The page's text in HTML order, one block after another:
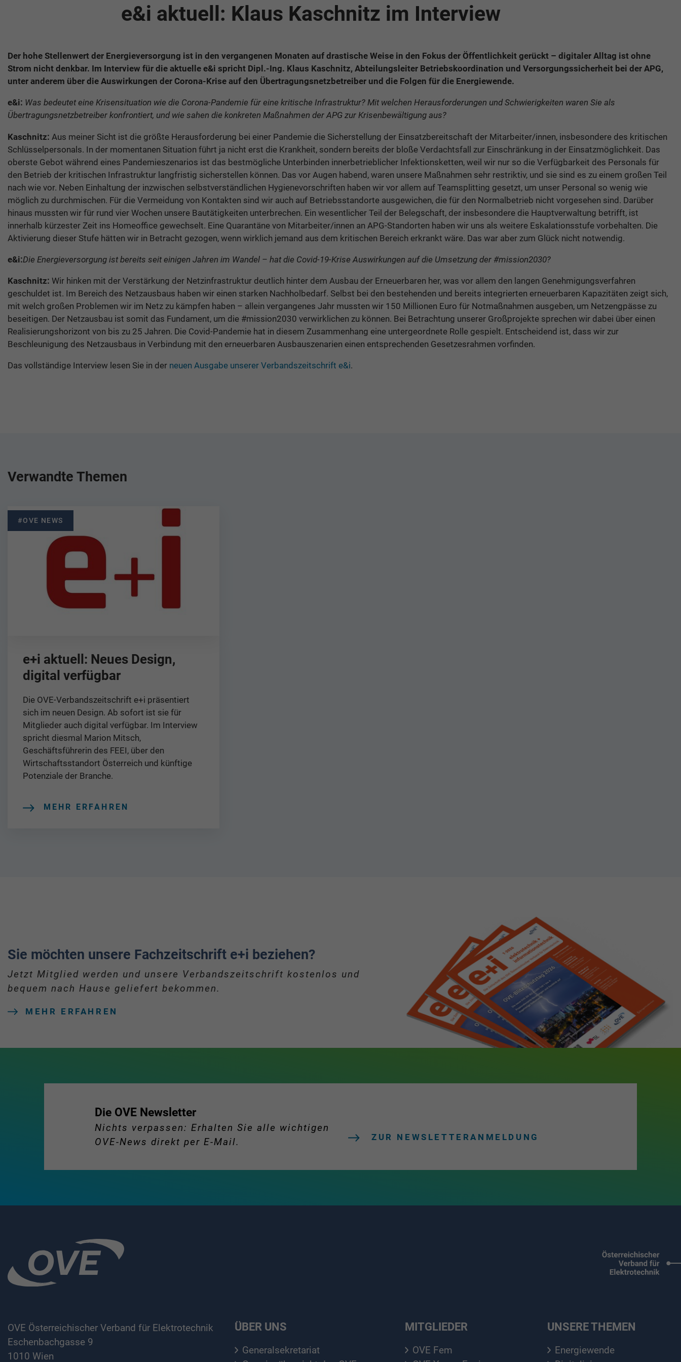
e&i aktuell: Klaus Kaschnitz im Interview
Der hohe Stellenwert der Energieversorgung ist in den vergangenen Monaten auf drastische Weise in den Fokus der Öffentlichkeit gerückt – digitaler Alltag ist ohne
Strom nicht denkbar. Im Interview für die aktuelle e&i spricht Dipl.-Ing. Klaus Kaschnitz, Abteilungsleiter Betriebskoordination und Versorgungssicherheit bei der APG,
unter anderem über die Auswirkungen der Corona-Krise auf den Übertragungsnetzbetreiber und die Folgen für die Energiewende.
e&i: Was bedeutet eine Krisensituation wie die Corona-Pandemie für eine kritische Infrastruktur? Mit welchen Herausforderungen und Schwierigkeiten waren Sie als
Übertragungsnetzbetreiber konfrontiert, und wie sahen die konkreten Maßnahmen der APG zur Krisenbewältigung aus?
Kaschnitz: Aus meiner Sicht ist die größte Herausforderung bei einer Pandemie die Sicherstellung der Einsatzbereitschaft der Mitarbeiter/innen, insbesondere des kritischen
Schlüsselpersonals. In der momentanen Situation führt ja nicht erst die Krankheit, sondern bereits der bloße Verdachtsfall zur Einschränkung in der Einsatzmöglichkeit. Das
oberste Gebot während eines Pandemieszenarios ist das bestmögliche Unterbinden innerbetrieblicher Infektionsketten, weil wir nur so die Verfügbarkeit des Personals für
den Betrieb der kritischen Infrastruktur langfristig sicherstellen können. Das vor Augen habend, waren unsere Maßnahmen sehr restriktiv, und sie sind es zu einem großen Teil
nach wie vor. Neben Einhaltung der inzwischen selbstverständlichen Hygienevorschriften haben wir vor allem auf Teamsplitting gesetzt, um unser Personal so wenig wie
möglich zu durchmischen. Für die Vermeidung von Kontakten sind wir auch auf Betriebsstandorte ausgewichen, die für den Normalbetrieb nicht vorgesehen sind. Darüber
hinaus mussten wir für rund vier Wochen unsere Bautätigkeiten unterbrechen. Ein wesentlicher Teil der Belegschaft, der insbesondere die Hauptverwaltung betrifft, ist
innerhalb kürzester Zeit ins Homeoffice gewechselt. Eine Quarantäne von Mitarbeiter/innen an APG-Standorten haben wir uns als weitere Eskalationsstufe vorbehalten. Die
Aktivierung dieser Stufe hätten wir in Betracht gezogen, wenn wirklich jemand aus dem kritischen Bereich erkrankt wäre. Das war aber zum Glück nicht notwendig.
e&i:Die Energieversorgung ist bereits seit einigen Jahren im Wandel – hat die Covid-19-Krise Auswirkungen auf die Umsetzung der #mission2030?
Kaschnitz: Wir hinken mit der Verstärkung der Netzinfrastruktur deutlich hinter dem Ausbau der Erneuerbaren her, was vor allem den langen Genehmigungsverfahren
geschuldet ist. Im Bereich des Netzausbaus haben wir einen starken Nachholbedarf. Selbst bei den bestehenden und bereits integrierten erneuerbaren Kapazitäten zeigt sich,
mit welch großen Problemen wir im Netz zu kämpfen haben – allein vergangenes Jahr mussten wir 150 Millionen Euro für Notmaßnahmen ausgeben, um Netzengpässe zu
beseitigen. Der Netzausbau ist somit das Fundament, um die #mission2030 verwirklichen zu können. Bei Betrachtung unserer Großprojekte sprechen wir dabei über einen
Realisierungshorizont von bis zu 25 Jahren. Die Covid-Pandemie hat in diesem Zusammenhang eine untergeordnete Rolle gespielt. Entscheidend ist, dass wir zur
Beschleunigung des Netzausbaus in Verbindung mit den erneuerbaren Ausbauszenarien einen entsprechenden Gesetzesrahmen vorfinden.
Das vollständige Interview lesen Sie in der neuen Ausgabe unserer Verbandszeitschrift e&i.
Verwandte Themen
#OVE NEWS
e+i aktuell: Neues Design,
digital verfügbar
Die OVE-Verbandszeitschrift e+i präsentiert
sich im neuen Design. Ab sofort ist sie für
Mitglieder auch digital verfügbar. Im Interview
spricht diesmal Marion Mitsch,
Geschäftsführerin des FEEI, über den
Wirtschaftsstandort Österreich und künftige
Potenziale der Branche.
MEHR ERFAHREN
Sie möchten unsere Fachzeitschrift e+i beziehen?
Jetzt Mitglied werden und unsere Verbandszeitschrift kostenlos und
bequem nach Hause geliefert bekommen.
MEHR ERFAHREN
Die OVE Newsletter
Nichts verpassen: Erhalten Sie alle wichtigen
OVE-News direkt per E-Mail.
ZUR NEWSLETTERANMELDUNG
OVE Österreichischer Verband für Elektrotechnik
Eschenbachgasse 9
1010 Wien
ÜBER UNS
Generalsekretariat
MITGLIEDER
OVE Fem
UNSERE THEMEN
Energiewende